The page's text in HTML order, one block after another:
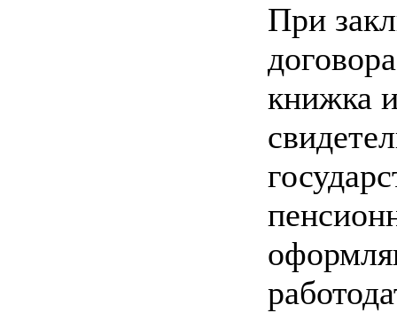
При
книжка